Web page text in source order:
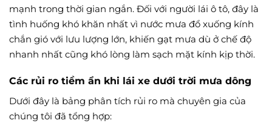
mạnh trong thời gian ngắn. Đối với người lái ô tô, đây là
tình huống khó khăn nhất vì nước mưa đổ xuống kính
chắn gió với lưu lượng lớn, khiến gạt mưa dù ở chế độ
nhanh nhất cũng khó lòng làm sạch mặt kính kịp thời.
Các rủi ro tiềm ẩn khi lái xe dưới trời mưa dông
Dưới đây là bảng phân tích rủi ro mà chuyên gia của
chúng tôi đã tổng hợp: